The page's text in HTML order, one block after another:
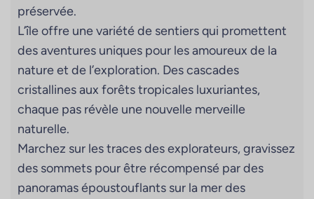
préservée.
L’île offre une variété de sentiers qui promettent
des aventures uniques pour les amoureux de la
nature et de l’exploration. Des cascades
cristallines aux forêts tropicales luxuriantes,
chaque pas révèle une nouvelle merveille
naturelle.
Marchez sur les traces des explorateurs, gravissez
des sommets pour être récompensé par des
panoramas époustouflants sur la mer des